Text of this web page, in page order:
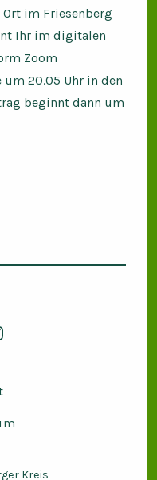
im Friesenberg
Ihr im digitalen
Zoom
20.05 Uhr in den
beginnt dann um
Kreis